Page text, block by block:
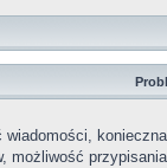
możliwość